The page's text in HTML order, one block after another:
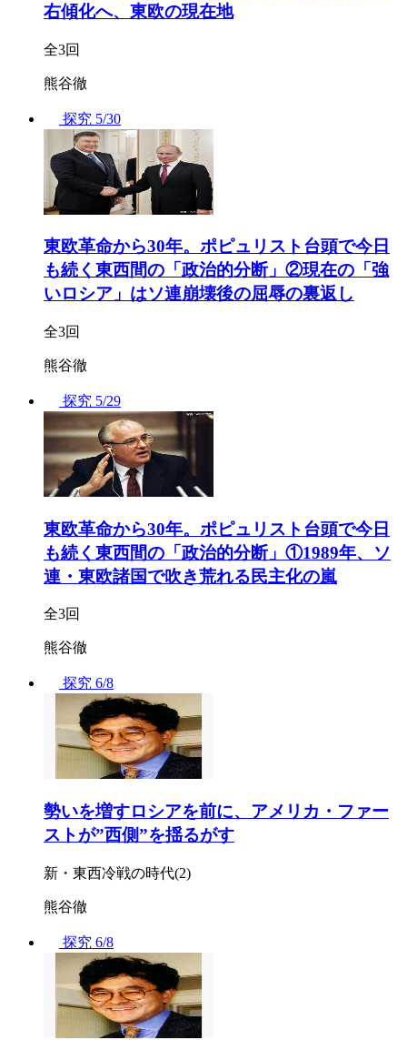
右傾化へ、東欧の現在地
全3回
熊谷徹
探究 5/30
東欧革命から30年。ポピュリスト台頭で今日
も続く東西間の「政治的分断」②現在の「強
いロシア」はソ連崩壊後の屈辱の裏返し
全3回
熊谷徹
探究 5/29
東欧革命から30年。ポピュリスト台頭で今日
も続く東西間の「政治的分断」①1989年、ソ
連・東欧諸国で吹き荒れる民主化の嵐
全3回
熊谷徹
探究 6/8
勢いを増すロシアを前に、アメリカ・ファー
ストが”西側”を揺るがす
新・東西冷戦の時代(2)
熊谷徹
探究 6/8